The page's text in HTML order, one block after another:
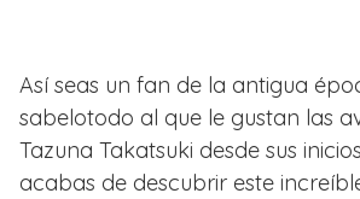
Así seas un fan de la antigua
sabelotodo al que le gustan las
Tazuna Takatsuki desde sus
acabas de descubrir este